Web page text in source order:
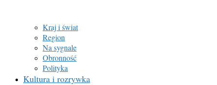
Kraj i świat
Region
Na sygnale
Obronność
Polityka
Kultura i rozrywka